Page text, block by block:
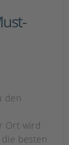
den
Ort wird
besten